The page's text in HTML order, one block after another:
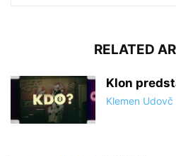
RELATED
Klon
Klemen Udovč